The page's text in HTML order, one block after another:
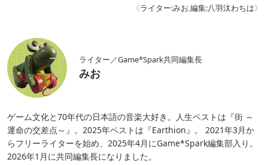
《ライター:みお,編集:八羽汰わちは》
ライター／Game*Spark共同編集長
みお
ゲーム文化と70年代の日本語の音楽大好き。人生ベストは『街 ～
運命の交差点～』。2025年ベストは『Earthion』。 2021年3月か
らフリーライターを始め、2025年4月にGame*Spark編集部入り。
2026年1月に共同編集長になりました。